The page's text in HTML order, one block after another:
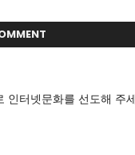
인터넷문화를 선도해 주